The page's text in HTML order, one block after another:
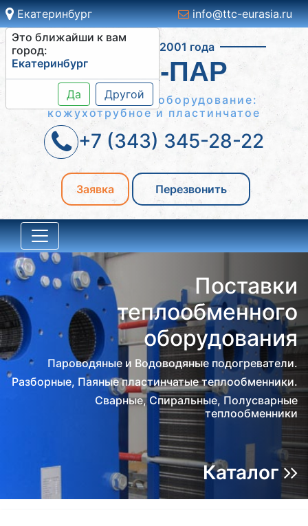
Екатеринбург
Это ближайши к вам
город:
Екатеринбург
Да Другой
info@ttc-eurasia.ru
Работаем с 2001 года
ВОДА-ПАР
Теплообменное оборудование:
кожухотрубное и пластинчатое
+7 (343) 345-28-22
Заявка Перезвонить
Поставки
теплообменного
оборудования
Пароводяные и Водоводяные подогреватели.
Разборные, Паяные пластинчатые теплообменники.
Сварные, Спиральные, Полусварные
теплообменники
Каталог